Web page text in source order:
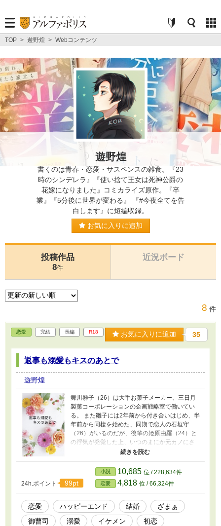
TOP > 遊野煌 > Webコンテンツ
遊野煌
書くのは青春・恋愛・サスペンスの雑食。『23
時のシンデレラ』『使い捨て王女は死神公爵の
花嫁になりました』コミカライズ原作。『卒
業』『5分後に世界が変わる』 『#今夜全てを告
白します』に短編収録。
お気に入りに追加
投稿作品
8件
近況ボード
8 件
恋愛 完結 長編 R18 お気に入りに追加 35
返事も溺愛もキスのあとで
遊野煌
舞川雛子（26）は大手お菓子メーカー、三日月
製菓コーポレーションの企画戦略室で働いてい
る。 また雛子には2年前から付き合いはじめ、半
年前から同棲を始めた、同期で恋人の石垣守
（26）がいるのだが、後輩の姫原由羅（24）と
の浮気が発覚した上、いつのまにか元カノにさ
れていた。 守と由羅から『便利屋雛子』と馬鹿
戦略室の上司である雪瀬鷹哉（29）が『──俺と
結婚してくれないか』といきなりプロポーズを
してきた上、同居まで提案してきて──？ 鷹哉
『宜しくな、俺の雛子』 雛子『俺の……ひぃ、
雛子？！！！』 シゴデキで冷徹な上司が見せる
素顔は、なぜか想像以上に甘くて…… ※表紙も
作中使用の画像も全てフリー素材です。 ※執筆
24h.ポイント 99pt
小説 10,685 位 / 228,634件
恋愛 4,818 位 / 66,324件
恋愛 ハッピーエンド 結婚
ざまぁ
御曹司
溺愛 イケメン
初恋